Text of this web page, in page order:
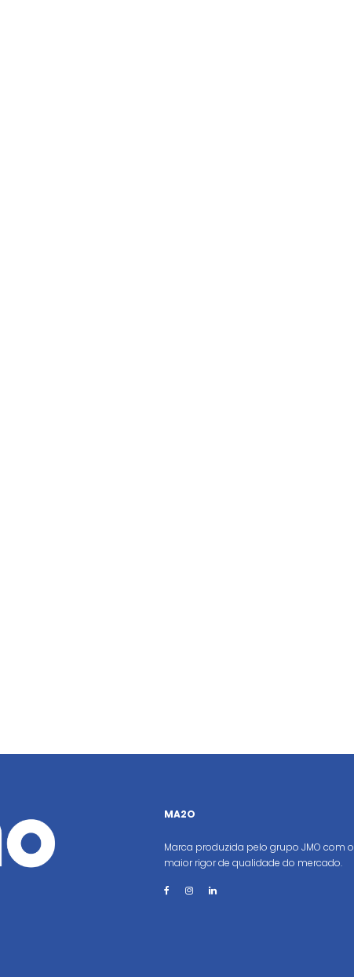
MA2O
Marca produzida pelo grupo JMO com o
maior rigor de qualidade do mercado.